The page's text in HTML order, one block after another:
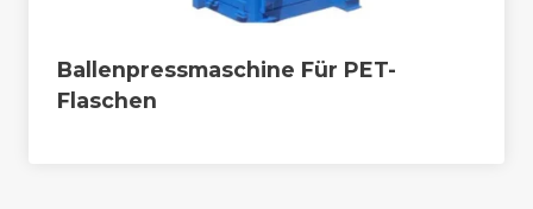
Ballenpressmaschine Für PET-
Flaschen